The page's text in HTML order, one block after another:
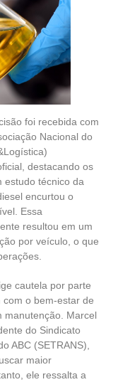
foi recebida com
Nacional do
destacando os
estudo técnico da
encurtou o
Essa
resultou em um
por veículo, o que
cautela por parte
o bem-estar de
manutenção. Marcel
do Sindicato
ABC (SETRANS),
maior
ele ressalta a